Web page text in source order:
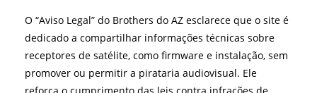
O “Aviso Legal” do Brothers do AZ esclarece que o site é
dedicado a compartilhar informações técnicas sobre
receptores de satélite, como firmware e instalação, sem
promover ou permitir a pirataria audiovisual. Ele